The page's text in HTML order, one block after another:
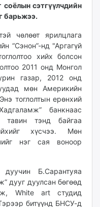
сэтгүүлчдийн
барьжээ.
чөлөөт ярилцлага
“Сэнон”-нд "Аргагүй
хийх болсон
2011 онд Монгол
газар, 2012 онд
мөн Америкийн
тоглолтын ерөнхий
банкнаас
тавин тэнд байгаа
хүсчээ. Мөн
нэг сая воноор
Б.Сарантуяа
дууг дуулсан бөгөөд
White art студид
битүүнд БНСУ-д